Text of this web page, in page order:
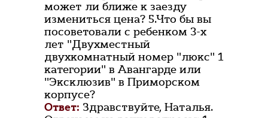
может ли ближе к заезду
измениться цена? 5.Что бы вы
посоветовали с ребенком 3-х
лет "Двухместный
двухкомнатный номер "люкс" 1
категории" в Авангарде или
"Эксклюзив" в Приморском
корпусе?
Ответ: Здравствуйте, Наталья.